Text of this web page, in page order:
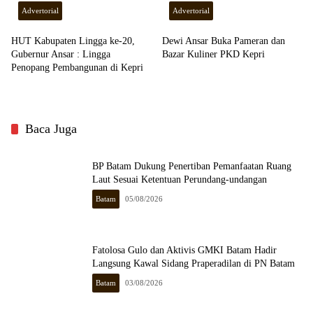
Advertorial
HUT Kabupaten Lingga ke-20,
Gubernur Ansar : Lingga
Penopang Pembangunan di Kepri
Advertorial
Dewi Ansar Buka Pameran dan
Bazar Kuliner PKD Kepri
Baca Juga
BP Batam Dukung Penertiban Pemanfaatan Ruang
Laut Sesuai Ketentuan Perundang-undangan
Batam 05/08/2026
Fatolosa Gulo dan Aktivis GMKI Batam Hadir
Langsung Kawal Sidang Praperadilan di PN Batam
Batam 03/08/2026